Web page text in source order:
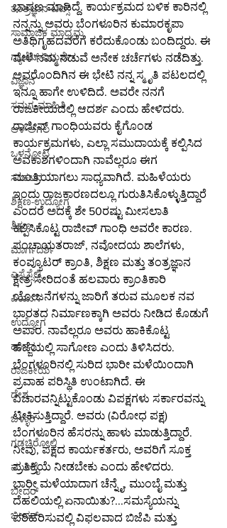
ತಂತ್ರಜ್ಞಾನ-ಟಿಪ್ಸ್
ಸಾಮಾಜಿಕ ಮಾಧ್ಯಮ
ಗ್ಯಾಜೆಟ್-ವಿಮರ್ಶೆ
ವಿಜ್ಞಾನ
ಸಮಗ್ರ-ಮಾಹಿತಿ
ಆಳ-ಅಗಲ
ಒಳನೋಟ
ಸಂಕಲನ
ಶಿಕ್ಷಣ-ಉದ್ಯೋಗ
ಶಿಕ್ಷಣ
ಮಾರ್ಗದರ್ಶಿ
ಎಸ್ಸೆಸ್ಸೆಲ್ಸಿ
ಪಿಯುಸಿ
ಉದ್ಯೋಗ
ಹಾಸನ
ರಾಜಕೀಯ
ದೇಶ
ಬಳ್ಳಾರಿ
ಗಡಚಿರೋಲಿ
ಮುಂಬೈ
ಬೀದರ್
ಬೀದರ್
ಭಾಷಣ ಮಾಡಿದ್ದೆ. ಕಾರ್ಯಕ್ರಮದ ಬಳಿಕ ಕಾರಿನಲ್ಲಿ
ನನ್ನನ್ನು ಅವರು ಬೆಂಗಳೂರಿನ ಕುಮಾರಕೃಪಾ
ಅತಿಥಿಗೃಹದವರೆಗೆ ಕರೆದುಕೊಂಡು ಬಂದಿದ್ದರು. ಈ
ವೇಳೆ ನಮ್ಮ ನಡುವೆ ಅನೇಕ ಚರ್ಚೆಗಳು ನಡೆದಿತ್ತು.
ಅವರೊಂದಿಗಿನ ಈ ಭೇಟಿ ನನ್ನ ಸ್ಮೃತಿ ಪಟಲದಲ್ಲಿ
ಇನ್ನೂ ಹಾಗೇ ಉಳಿದಿದೆ. ಅವರೇ ನನಗೆ
ರಾಜಕೀಯದಲ್ಲಿ ಆದರ್ಶ ಎಂದು ಹೇಳಿದರು.
ರಾಜೀವ್ ಗಾಂಧಿಯವರು ಕೈಗೊಂಡ
ಕಾರ್ಯಕ್ರಮಗಳು, ಎಲ್ಲಾ ಸಮುದಾಯಕ್ಕೆ ಕಲ್ಪಿಸಿದ
ಅವಕಾಶಗಳಿಂದಾಗಿ ನಾವೆಲ್ಲರೂ ಈಗ
ಮಂತ್ರಿಯಾಗಲು ಸಾಧ್ಯವಾಗಿದೆ. ಮಹಿಳೆಯರು
ಇಂದು ರಾಜಕಾರಣದಲ್ಲೂ ಗುರುತಿಸಿಕೊಳ್ಳುತ್ತಿದ್ದಾರೆ
ಎಂದರೆ ಅದಕ್ಕೆ ಶೇ 50ರಷ್ಟು ಮೀಸಲಾತಿ
ಕಲ್ಪಿಸಿಕೊಟ್ಟ ರಾಜೀವ್‌ ಗಾಂಧಿ ಅವರೇ ಕಾರಣ.
ಪಂಚಾಯತರಾಜ್, ನವೋದಯ ಶಾಲೆಗಳು,
ಕಂಪ್ಯೂಟರ್ ಕ್ರಾಂತಿ, ಶಿಕ್ಷಣ ಮತ್ತು ತಂತ್ರಜ್ಞಾನ
ಕ್ಷೇತ್ರ ಸೇರಿದಂತೆ ಹಲವಾರು ಕ್ರಾಂತಿಕಾರಿ
ಯೋಜನೆಗಳನ್ನು ಜಾರಿಗೆ ತರುವ ಮೂಲಕ ನವ
ಭಾರತದ ನಿರ್ಮಾಣಕ್ಕಾಗಿ ಅವರು ನೀಡಿದ ಕೊಡುಗೆ
ಅಪಾರ. ನಾವೆಲ್ಲರೂ ಅವರು ಹಾಕಿಕೊಟ್ಟ
ಹೆಜ್ಜೆಯಲ್ಲಿ ಸಾಗೋಣ ಎಂದು ತಿಳಿಸಿದರು.
ಬೆಂಗಳೂರಿನಲ್ಲಿ ಸುರಿದ ಭಾರೀ ಮಳೆಯಿಂದಾಗಿ
ಪ್ರವಾಹ ಪರಿಸ್ಥಿತಿ ಉಂಟಾಗಿದೆ. ಈ
ವಿಚಾರವನ್ನಿಟ್ಟುಕೊಂಡು ವಿಪಕ್ಷಗಳು ಸರ್ಕಾರವನ್ನು
ಟೀಕಿಸುತ್ತಿದ್ದಾರೆ. ಅವರು (ವಿರೋಧ ಪಕ್ಷ)
ಬೆಂಗಳೂರಿನ ಹೆಸರನ್ನು ಹಾಳು ಮಾಡುತ್ತಿದ್ದಾರೆ.
ನೀವು, ಪಕ್ಷದ ಕಾರ್ಯಕರ್ತರು, ಅವರಿಗೆ ಸೂಕ್ತ
ಪ್ರತಿಕ್ರಿಯೆ ನೀಡಬೇಕು ಎಂದು ಹೇಳಿದರು.
ಭಾರೀ ಮಳೆಯಾದಾಗ ಚೆನ್ನೈ, ಮುಂಬೈ ಮತ್ತು
ದೆಹಲಿಯಲ್ಲಿ ಏನಾಯಿತು?...ಸಮಸ್ಯೆಯನ್ನು
ಪರಿಹರಿಸುವಲ್ಲಿ ವಿಫಲವಾದ ಬಿಜೆಪಿ ಮತ್ತು